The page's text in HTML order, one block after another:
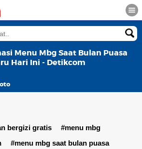
Menu Mbg Saat Bulan Puasa
Hari Ini - Detikcom
bergizi gratis
#menu mbg
#menu mbg saat bulan puasa